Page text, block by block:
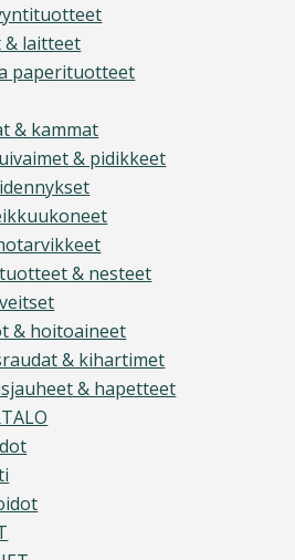
& laitteet
paperituotteet
& kammat
& pidikkeet
& nesteet
& hoitoaineet
& kihartimet
& hapetteet